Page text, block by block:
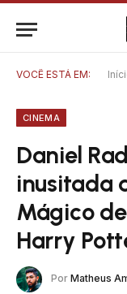
VOCÊ ESTÁ EM:
CINEMA
Daniel
inusitada
Mágico
Harry
Por Matheus